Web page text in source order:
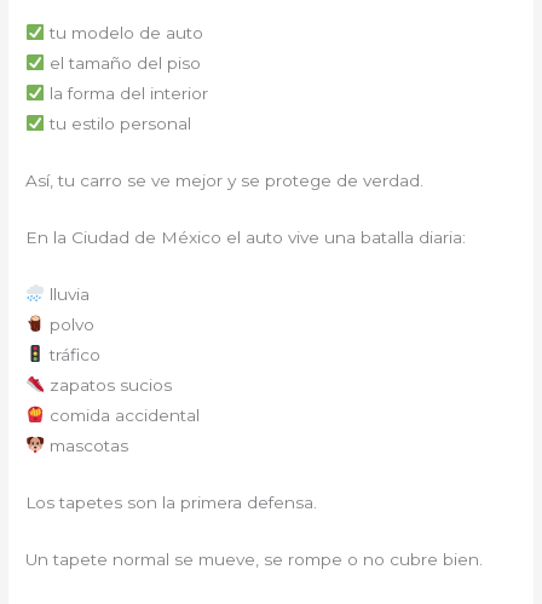
tu modelo de auto
el tamaño del piso
la forma del interior
tu estilo personal
Así, tu carro se ve mejor y se protege de verdad.
En la Ciudad de México el auto vive una batalla diaria:
lluvia
polvo
tráfico
zapatos sucios
comida accidental
mascotas
Los tapetes son la primera defensa.
Un tapete normal se mueve, se rompe o no cubre bien.